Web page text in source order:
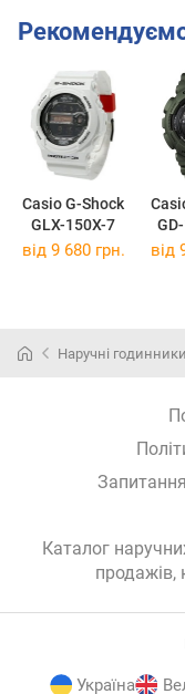
Casio G-Shock
GLX-150X-7
від 9 680 грн. від
Наручні годинники
Каталог
продажів,
Україна